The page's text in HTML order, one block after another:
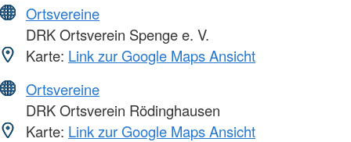
Ortsvereine
DRK Ortsverein Spenge e. V.
Karte: Link zur Google Maps Ansicht
Ortsvereine
DRK Ortsverein Rödinghausen
Karte: Link zur Google Maps Ansicht